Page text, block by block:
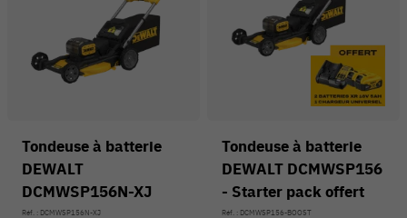
Tondeuse à batterie
DEWALT
DCMWSP156N-XJ
Réf. : DCMWSP156N-XJ
Tondeuse à batterie
DEWALT DCMWSP156
- Starter pack offert
Réf. : DCMWSP156-BOOST